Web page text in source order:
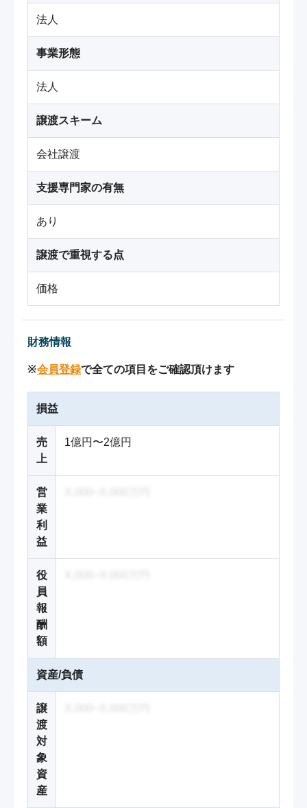
法人
事業形態
法人
譲渡スキーム
会社譲渡
支援専門家の有無
あり
譲渡で重視する点
価格
財務情報
※会員登録で全ての項目をご確認頂けます
損益
売
上
1億円〜2億円
営
業
利
益
役
員
報
酬
額
資産/負債
譲
渡
対
象
資
産